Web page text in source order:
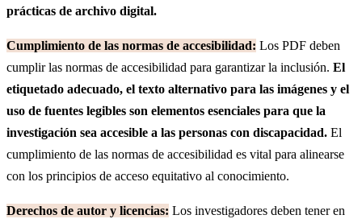
prácticas de archivo digital.
Cumplimiento de las normas de accesibilidad: Los PDF deben
cumplir las normas de accesibilidad para garantizar la inclusión. El
etiquetado adecuado, el texto alternativo para las imágenes y el
uso de fuentes legibles son elementos esenciales para que la
investigación sea accesible a las personas con discapacidad. El
cumplimiento de las normas de accesibilidad es vital para alinearse
con los principios de acceso equitativo al conocimiento.
Derechos de autor y licencias: Los investigadores deben tener en